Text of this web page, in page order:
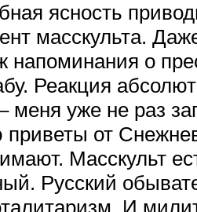
ясность
масскульта.
напоминания о
Реакция
меня уже не раз
приветы от
Масскульт
Русский
И